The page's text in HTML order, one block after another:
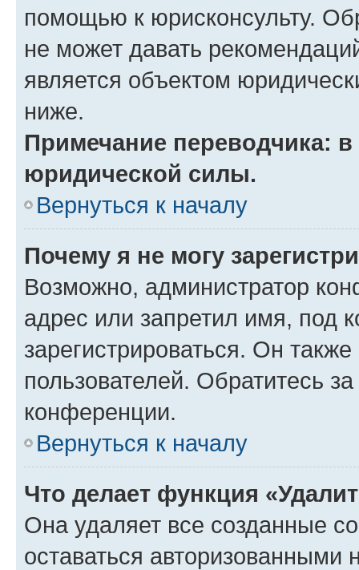
помощью к юрисконсульту.
не может давать
является объектом
ниже.
Примечание переводчика:
юридической силы.
Вернуться к началу
Почему я не могу
Возможно, администратор
адрес или запретил имя, под
зарегистрироваться. Он
пользователей. Обратитесь
конференции.
Вернуться к началу
Что делает функция
Она удаляет все созданные
оставаться авторизованными